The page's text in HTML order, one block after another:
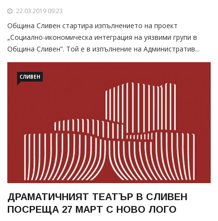
22.03.2019 09:23
Община Сливен стартира изпълнението на проект
„Социално-икономическа интеграция на уязвими групи в
Община Сливен”. Той е в изпълнение на Административ...
СЛИВЕН
ДРАМАТИЧНИЯТ ТЕАТЪР В СЛИВЕН
ПОСРЕЩА 27 МАРТ С НОВО ЛОГО